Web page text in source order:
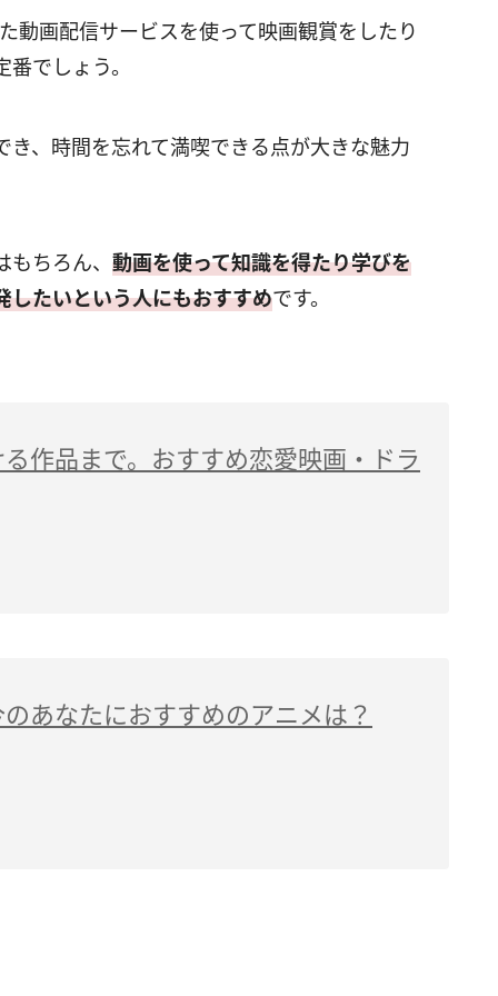
画配信サービスを使って映画観賞をしたり
でしょう。
、時間を忘れて満喫できる点が大きな魅力
ちろん、 動画を使って知識を得たり学びを
したいという人にもおすすめです。
作品まで。おすすめ恋愛映画・ドラ
あなたにおすすめのアニメは？